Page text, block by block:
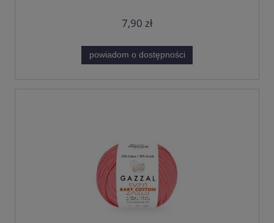
7,90 zł
powiadom o dostępności